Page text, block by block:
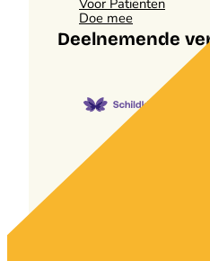
Doe mee
Deelnemende